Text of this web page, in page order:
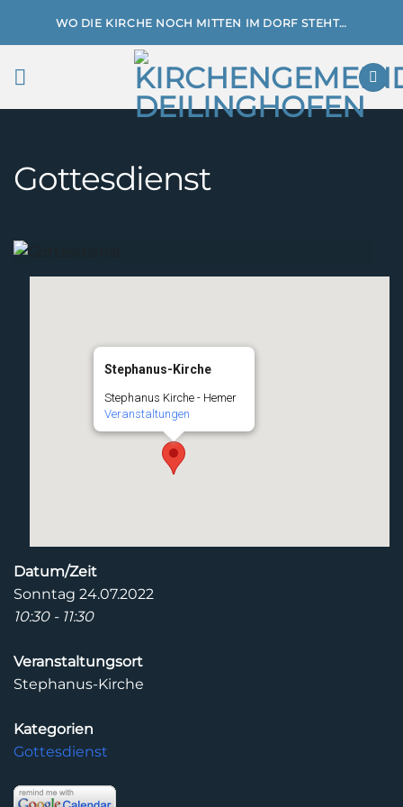
WO DIE KIRCHE NOCH MITTEN IM DORF STEHT…
Gottesdienst
Stephanus-Kirche
Stephanus Kirche - Hemer
Veranstaltungen
Datum/Zeit
Sonntag 24.07.2022
10:30 - 11:30
Veranstaltungsort
Stephanus-Kirche
Kategorien
Gottesdienst